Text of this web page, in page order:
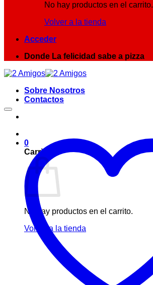
No hay productos en el carrito.
Volver a la tienda
Acceder
Donde La felicidad sabe a pizza
Sobre Nosotros
Contactos
0
Carrito
No hay productos en el carrito.
Volver a la tienda